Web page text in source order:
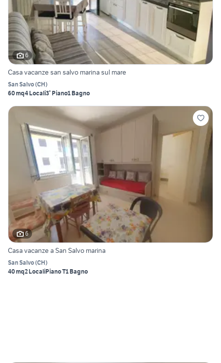
6
Casa vacanze san salvo marina sul mare
San Salvo(CH)
60 mq4 Locali3° Piano1 Bagno
6
Casa vacanze a San Salvo marina
San Salvo(CH)
40 mq2 LocaliPiano T1 Bagno